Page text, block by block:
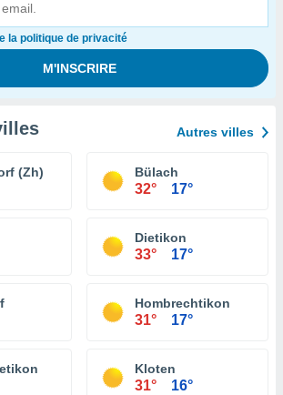
la politique de privacité
Autres villes
(Zh) Bülach
32° 17°
Dietikon
33° 17°
Hombrechtikon
31° 17°
Kloten
31° 16°